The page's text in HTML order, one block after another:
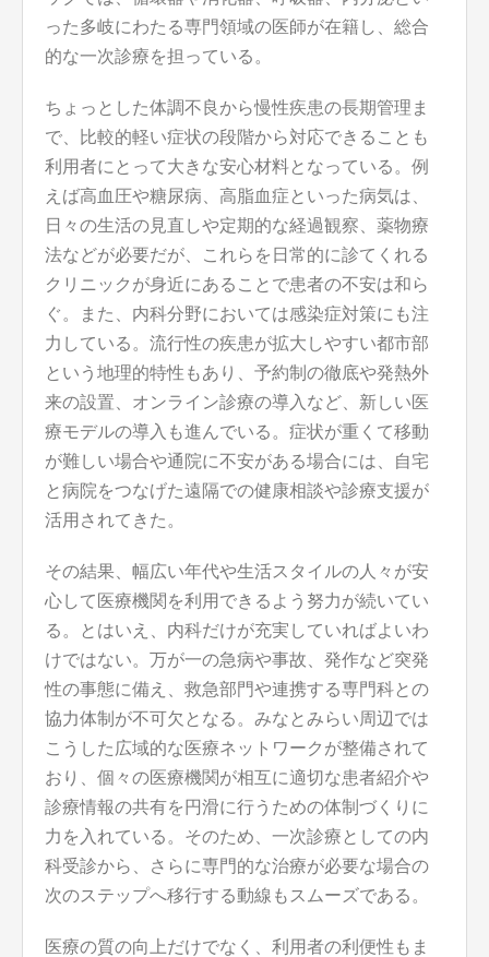
った多岐にわたる専門領域の医師が在籍し、総合
的な一次診療を担っている。
ちょっとした体調不良から慢性疾患の長期管理ま
で、比較的軽い症状の段階から対応できることも
利用者にとって大きな安心材料となっている。例
えば高血圧や糖尿病、高脂血症といった病気は、
日々の生活の見直しや定期的な経過観察、薬物療
法などが必要だが、これらを日常的に診てくれる
クリニックが身近にあることで患者の不安は和ら
ぐ。また、内科分野においては感染症対策にも注
力している。流行性の疾患が拡大しやすい都市部
という地理的特性もあり、予約制の徹底や発熱外
来の設置、オンライン診療の導入など、新しい医
療モデルの導入も進んでいる。症状が重くて移動
が難しい場合や通院に不安がある場合には、自宅
と病院をつなげた遠隔での健康相談や診療支援が
活用されてきた。
その結果、幅広い年代や生活スタイルの人々が安
心して医療機関を利用できるよう努力が続いてい
る。とはいえ、内科だけが充実していればよいわ
けではない。万が一の急病や事故、発作など突発
性の事態に備え、救急部門や連携する専門科との
協力体制が不可欠となる。みなとみらい周辺では
こうした広域的な医療ネットワークが整備されて
おり、個々の医療機関が相互に適切な患者紹介や
診療情報の共有を円滑に行うための体制づくりに
力を入れている。そのため、一次診療としての内
科受診から、さらに専門的な治療が必要な場合の
次のステップへ移行する動線もスムーズである。
医療の質の向上だけでなく、利用者の利便性もま